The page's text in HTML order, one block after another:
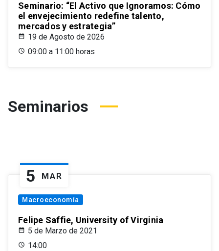
Seminario: “El Activo que Ignoramos: Cómo
el envejecimiento redefine talento,
mercados y estrategia”
19 de Agosto de 2026
09:00 a 11:00 horas
Seminarios
5 MAR
Macroeconomía
Felipe Saffie, University of Virginia
5 de Marzo de 2021
14:00